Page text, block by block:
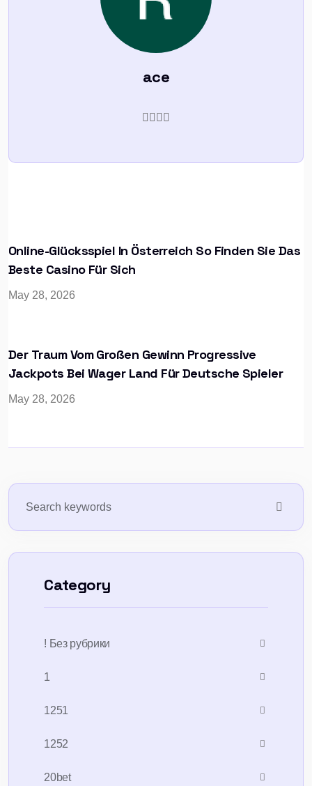
ace
Online-Glücksspiel In Österreich So Finden Sie Das
Beste Casino Für Sich
May 28, 2026
Der Traum Vom Großen Gewinn Progressive
Jackpots Bei Wager Land Für Deutsche Spieler
May 28, 2026
Category
! Без рубрики
1
1251
1252
20bet